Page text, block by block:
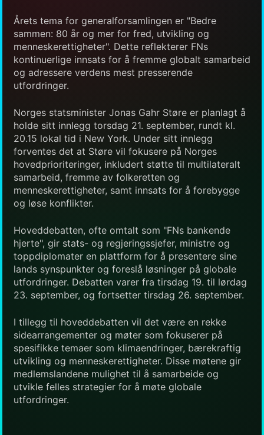
Årets tema for generalforsamlingen er "Bedre
sammen: 80 år og mer for fred, utvikling og
menneskerettigheter". Dette reflekterer FNs
kontinuerlige innsats for å fremme globalt samarbeid
og adressere verdens mest presserende
utfordringer.
Norges statsminister Jonas Gahr Støre er planlagt å
holde sitt innlegg torsdag 21. september, rundt kl.
20.15 lokal tid i New York. Under sitt innlegg
forventes det at Støre vil fokusere på Norges
hovedprioriteringer, inkludert støtte til multilateralt
samarbeid, fremme av folkeretten og
menneskerettigheter, samt innsats for å forebygge
og løse konflikter.
Hoveddebatten, ofte omtalt som "FNs bankende
hjerte", gir stats- og regjeringssjefer, ministre og
toppdiplomater en plattform for å presentere sine
lands synspunkter og foreslå løsninger på globale
utfordringer. Debatten varer fra tirsdag 19. til lørdag
23. september, og fortsetter tirsdag 26. september.
I tillegg til hoveddebatten vil det være en rekke
sidearrangementer og møter som fokuserer på
spesifikke temaer som klimaendringer, bærekraftig
utvikling og menneskerettigheter. Disse møtene gir
medlemslandene mulighet til å samarbeide og
utvikle felles strategier for å møte globale
utfordringer.